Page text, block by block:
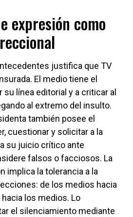
expresión como
justifica que TV
El medio tiene el
línea editorial y a criticar al
al extremo del insulto.
también posee el
cuestionar y solicitar a la
su juicio crítico ante
falsos o facciosos. La
implica la tolerancia a la
de los medios hacia
los medios. Lo
el silenciamiento mediante